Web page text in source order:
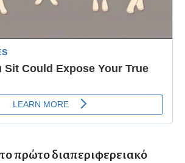
πρώτο διαπεριφερειακό